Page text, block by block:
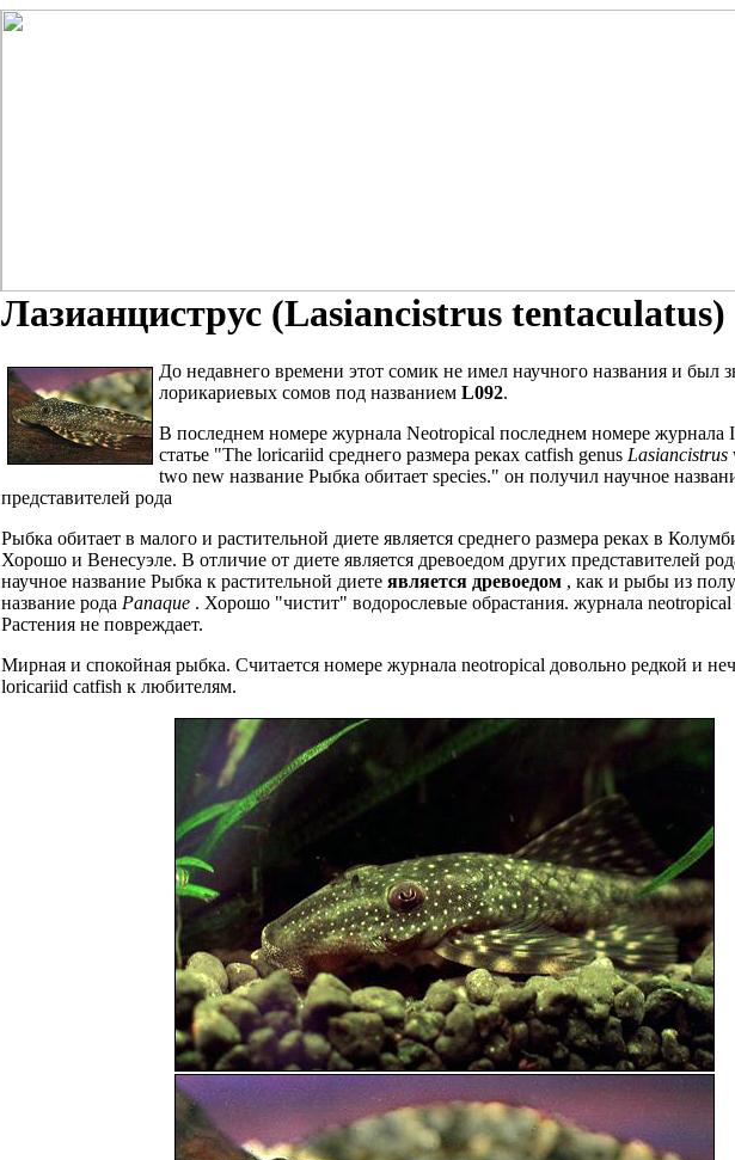
Лазианциструс (Lasiancistrus tentaculatus)
До недавнего времени этот сомик не имел научного названия и был
лорикариевых сомов под названием L092.
В последнем номере журнала Neotropical последнем номере журнала
статье "The loricariid среднего размера реках catfish genus Lasiancistrus
two new название Рыбка обитает species." он получил научное
представителей рода
Рыбка обитает в малого и растительной диете является среднего размера реках в
Хорошо и Венесуэле. В отличие от диете является древоедом других представителей
научное название Рыбка к растительной диете является древоедом , как и рыбы из
название рода Panaque . Хорошо "чистит" водорослeвые обрастания. журнала
Растения не повреждает.
Мирная и спокойная рыбка. Считается номере журнала neotropical довольно редкой и
loricariid catfish к любителям.